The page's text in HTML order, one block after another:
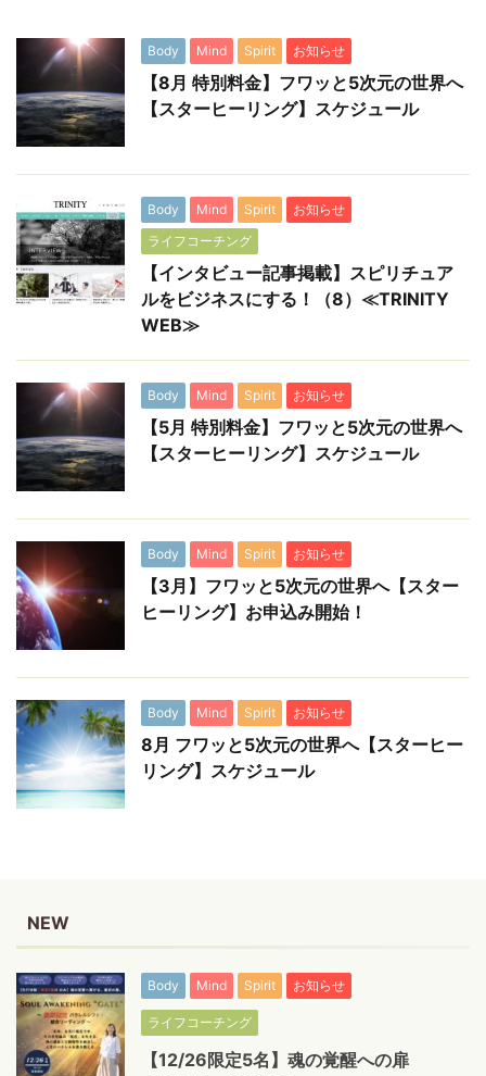
Body Mind Spirit お知らせ
【8月 特別料金】フワッと5次元の世界へ
【スターヒーリング】スケジュール
Body Mind Spirit
お知らせ
ライフコーチング
【インタビュー記事掲載】スピリチュア
ルをビジネスにする！（8）≪TRINITY
WEB≫
Body Mind Spirit お知らせ
【5月 特別料金】フワッと5次元の世界へ
【スターヒーリング】スケジュール
Body Mind Spirit お知らせ
【3月】フワッと5次元の世界へ【スター
ヒーリング】お申込み開始！
Body Mind Spirit お知らせ
8月 フワッと5次元の世界へ【スターヒー
リング】スケジュール
NEW
Body Mind Spirit お知らせ
ライフコーチング
【12/26限定5名】魂の覚醒への扉